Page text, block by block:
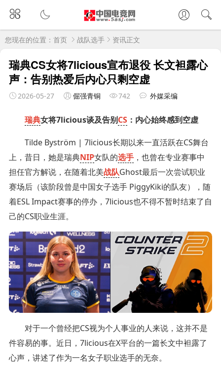
您现在的位置： 首页 战队选手 资讯正文
瑞典CS女将7licious宣布退役 长文袒露心
声：告别热爱后内心只剩空虚
2026-05-27 倔强青铜 742 外媒采编
瑞典女将7licious谈及告别CS：内心始终感到空虚
Tilde Byström | 7licious长期以来一直活跃在CS舞台
上，昔日，她是瑞典NIP女队的选手，也曾在专业赛事中
担任官方解说，在随着北美战队Ghost最后一次尝试职业
赛场后（该阶段曾是中国女子选手 PiggyKiki的队友），随
着ESL Impact赛事的停办，7licious也不得不暂时结束了自
己的CS职业生涯。
对于一个曾经把CS视为个人事业的人来说，这并不是
件容易的事。近日，7licious在X平台的一篇长文中袒露了
心声，讲述了作为一名女子职业选手的无奈。